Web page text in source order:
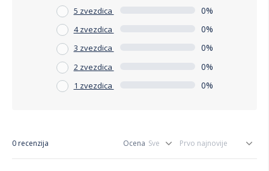
5 zvezdica 0%
4 zvezdica 0%
3 zvezdica 0%
2 zvezdica 0%
1 zvezdica 0%
0 recenzija Ocena